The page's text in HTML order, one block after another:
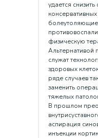
удается
физическую
Альтернативой
служат
здоровых
ряде случаев
заменить
тяжелых
В прошлом
аспирация
инъекции